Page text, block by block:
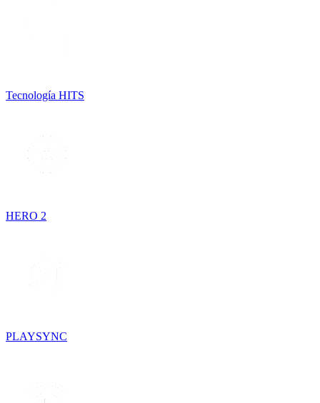
Tecnología HITS
HERO 2
PLAYSYNC